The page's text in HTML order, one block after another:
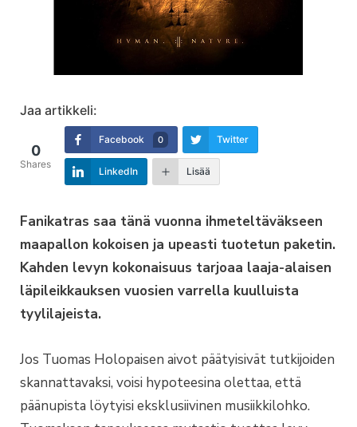
Jaa artikkeli:
0
Shares
Facebook 0 Twitter
LinkedIn Lisää
Fanikatras saa tänä vuonna ihmeteltäväkseen
maapallon kokoisen ja upeasti tuotetun paketin.
Kahden levyn kokonaisuus tarjoaa laaja-alaisen
läpileikkauksen vuosien varrella kuulluista
tyylilajeista.
Jos Tuomas Holopaisen aivot päätyisivät tutkijoiden
skannattavaksi, voisi hypoteesina olettaa, että
päänupista löytyisi eksklusiivinen musiikkilohko.